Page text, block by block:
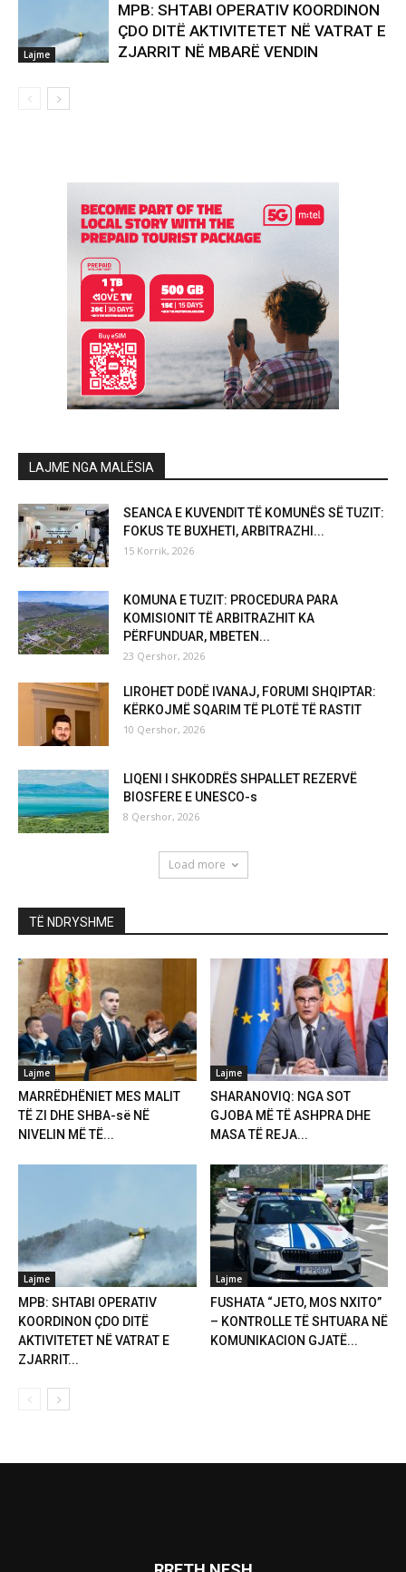
Lajme
MPB: SHTABI OPERATIV KOORDINON
ÇDO DITË AKTIVITETET NË VATRAT E
ZJARRIT NË MBARË VENDIN
LAJME NGA MALËSIA
SEANCA E KUVENDIT TË KOMUNËS SË TUZIT:
FOKUS TE BUXHETI, ARBITRAZHI...
15 Korrik, 2026
KOMUNA E TUZIT: PROCEDURA PARA
KOMISIONIT TË ARBITRAZHIT KA
PËRFUNDUAR, MBETEN...
23 Qershor, 2026
LIROHET DODË IVANAJ, FORUMI SHQIPTAR:
KËRKOJMË SQARIM TË PLOTË TË RASTIT
10 Qershor, 2026
LIQENI I SHKODRËS SHPALLET REZERVË
BIOSFERE E UNESCO-s
8 Qershor, 2026
Load more
TË NDRYSHME
Lajme
MARRËDHËNIET MES MALIT
TË ZI DHE SHBA-së NË
NIVELIN MË TË...
Lajme
SHARANOVIQ: NGA SOT
GJOBA MË TË ASHPRA DHE
MASA TË REJA...
Lajme
MPB: SHTABI OPERATIV
KOORDINON ÇDO DITË
AKTIVITETET NË VATRAT E
ZJARRIT...
Lajme
FUSHATA “JETO, MOS NXITO”
– KONTROLLE TË SHTUARA NË
KOMUNIKACION GJATË...